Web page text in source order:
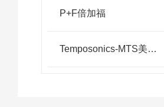
P+F倍加福
Temposonics-MTS美斯特